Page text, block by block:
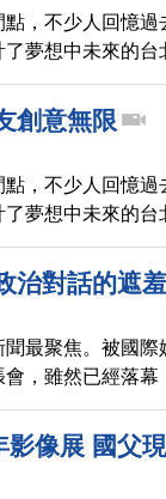
，不少人回憶
夢想中未來的台
創意無限
，不少人回憶
夢想中未來的台
治對話的遮
最聚焦。被國
，雖然已經落
集的節目中，
由價值的犧牲交
值的交換？ 二、
影像展 國父